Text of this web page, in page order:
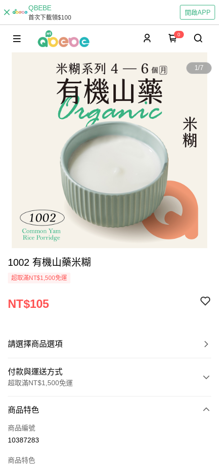
QBEBE
首次下載領$100
開啟APP
0
1/7
1002 有機山藥米糊
超取滿NT$1,500免運
NT$105
請選擇商品選項
付款與運送方式
超取滿NT$1,500免運
信用卡一次付款
LINE Pay
商品特色
商品編號
10387283
商品特色